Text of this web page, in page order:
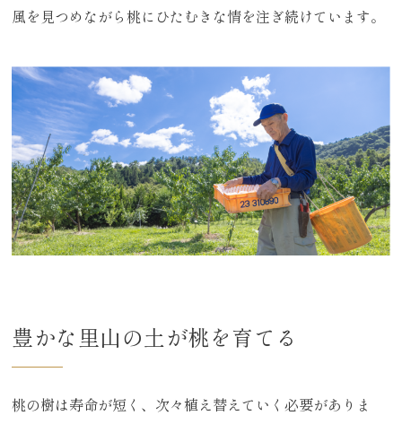
風を見つめながら桃にひたむきな情を注ぎ続けています。
豊かな里山の土が桃を育てる
桃の樹は寿命が短く、次々植え替えていく必要がありま